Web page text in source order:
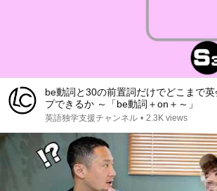
be動詞と30の前置詞だけでどこまで英
プできるか ～「be動詞＋on＋～」
英語独学支援チャンネル • 2.3K views